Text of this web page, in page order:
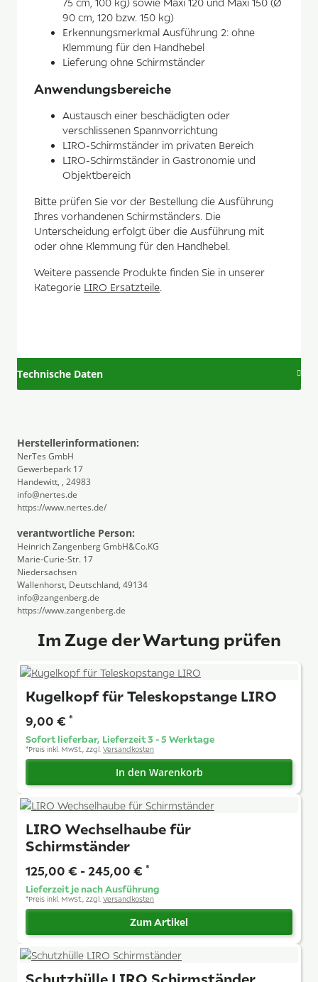
75 cm, 100 kg) sowie Maxi 120 und Maxi 150 (Ø
90 cm, 120 bzw. 150 kg)
Erkennungsmerkmal Ausführung 2: ohne
Klemmung für den Handhebel
Lieferung ohne Schirmständer
Anwendungsbereiche
Austausch einer beschädigten oder
verschlissenen Spannvorrichtung
LIRO-Schirmständer im privaten Bereich
LIRO-Schirmständer in Gastronomie und
Objektbereich
Bitte prüfen Sie vor der Bestellung die Ausführung
Ihres vorhandenen Schirmständers. Die
Unterscheidung erfolgt über die Ausführung mit
oder ohne Klemmung für den Handhebel.
Weitere passende Produkte finden Sie in unserer
Kategorie LIRO Ersatzteile.
Technische Daten
Herstellerinformationen:
NerTes GmbH
Gewerbepark 17
Handewitt, , 24983
info@nertes.de
https://www.nertes.de/
verantwortliche Person:
Heinrich Zangenberg GmbH&Co.KG
Marie-Curie-Str. 17
Niedersachsen
Wallenhorst, Deutschland, 49134
info@zangenberg.de
https://www.zangenberg.de
Im Zuge der Wartung prüfen
Kugelkopf für Teleskopstange LIRO
9,00 € *
Sofort lieferbar, Lieferzeit 3 - 5 Werktage
*Preis inkl. MwSt., zzgl. Versandkosten
In den Warenkorb
LIRO Wechselhaube für
Schirmständer
125,00 € - 245,00 € *
Lieferzeit je nach Ausführung
*Preis inkl. MwSt., zzgl. Versandkosten
Zum Artikel
Schutzhülle LIRO Schirmständer